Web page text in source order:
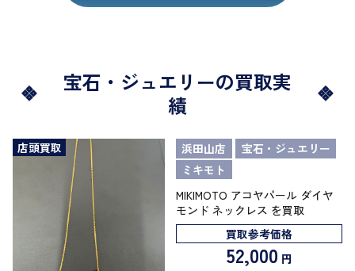
宝石・ジュエリーの買取実
績
店頭買取 浜田山店
宝石・ジュエリー
ミキモト
MIKIMOTO アコヤパール ダイヤ
モンド ネックレス を買取
買取参考価格
52,000 円